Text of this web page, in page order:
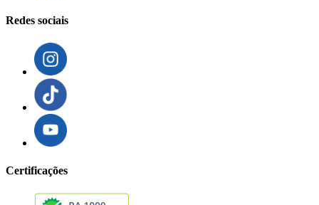
Redes sociais
Certificações